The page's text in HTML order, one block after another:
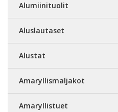
Alumiinituolit
Aluslautaset
Alustat
Amaryllismaljakot
Amaryllistuet